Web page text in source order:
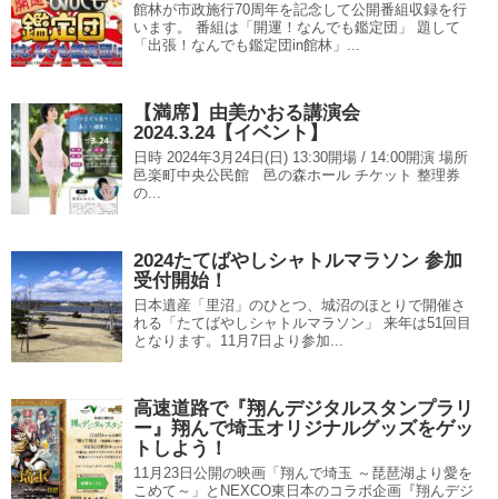
館林が市政施行70周年を記念して公開番組収録を行
います。 番組は「開運！なんでも鑑定団」 題して
「出張！なんでも鑑定団in館林」...
【満席】由美かおる講演会
2024.3.24【イベント】
日時 2024年3月24日(日) 13:30開場 / 14:00開演 場所
邑楽町中央公民館 邑の森ホール チケット 整理券
の...
2024たてばやしシャトルマラソン 参加
受付開始！
日本遺産「里沼」のひとつ、城沼のほとりで開催さ
れる「たてばやしシャトルマラソン」 来年は51回目
となります。11月7日より参加...
高速道路で『翔んデジタルスタンプラリ
ー』翔んで埼玉オリジナルグッズをゲッ
トしよう！
11月23日公開の映画「翔んで埼玉 ～琵琶湖より愛を
こめて～」とNEXCO東日本のコラボ企画『翔んデジ